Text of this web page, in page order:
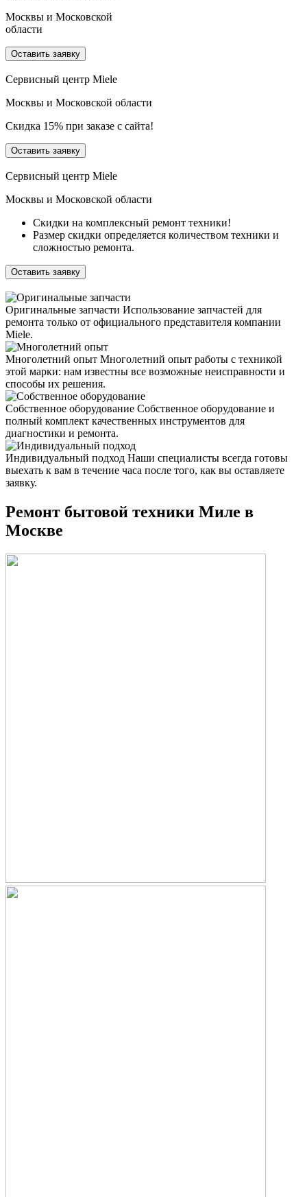
Москвы и Московcкой
области
Оставить заявку
Сервисный центр Miele
Москвы и Московcкой области
Скидка 15% при заказе с сайта!
Оставить заявку
Сервисный центр Miele
Москвы и Московcкой области
Скидки на комплексный ремонт техники!
Размер скидки определяется количеством техники и
сложностью ремонта.
Оставить заявку
Оригинальные запчасти Использование запчастей для
ремонта только от официального представителя компании
Miele.
Многолетний опыт Многолетний опыт работы с техникой
этой марки: нам известны все возможные неисправности и
способы их решения.
Собственное оборудование Собственное оборудование и
полный комплект качественных инструментов для
диагностики и ремонта.
Индивидуальный подход Наши специалисты всегда готовы
выехать к вам в течение часа после того, как вы оставляете
заявку.
Ремонт бытовой техники Миле в
Москве